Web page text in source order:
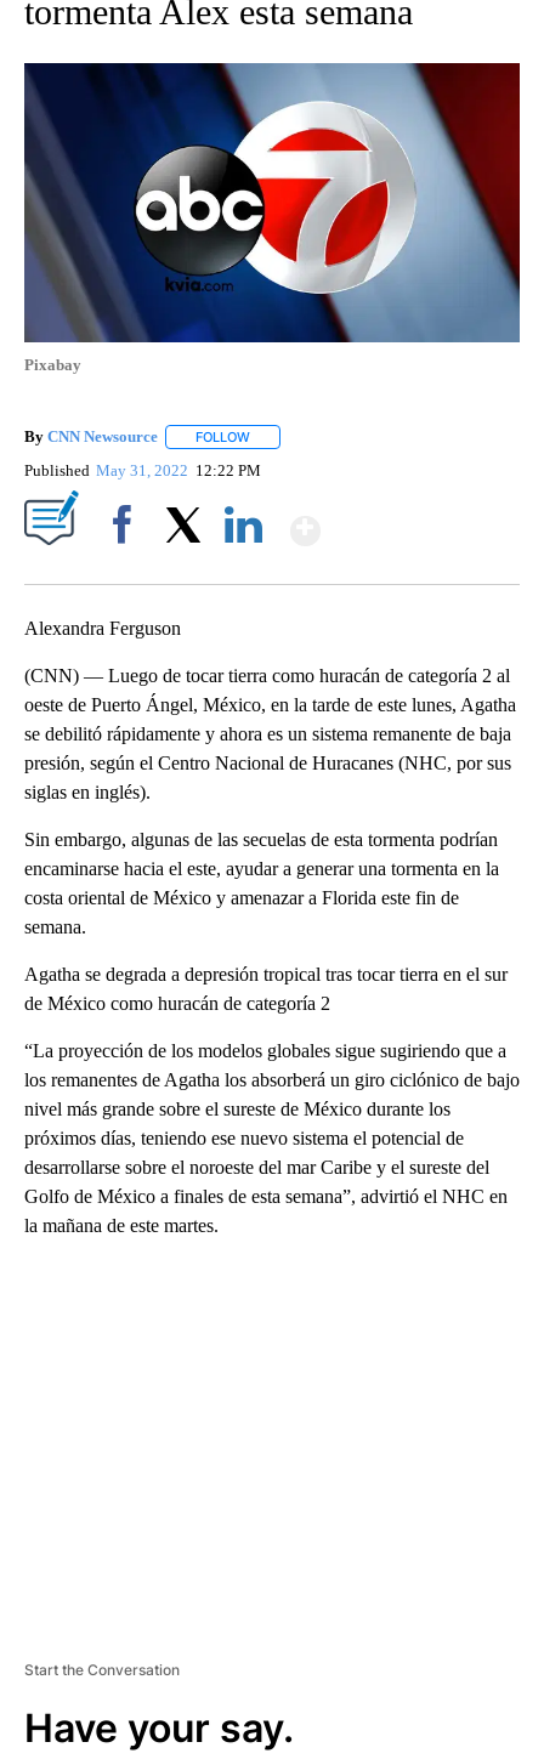
tormenta Alex esta semana
Pixabay
By CNN Newsource FOLLOW
Published May 31, 2022 12:22 PM
Alexandra Ferguson
(CNN) — Luego de tocar tierra como huracán de categoría 2 al
oeste de Puerto Ángel, México, en la tarde de este lunes, Agatha
se debilitó rápidamente y ahora es un sistema remanente de baja
presión, según el Centro Nacional de Huracanes (NHC, por sus
siglas en inglés).
Sin embargo, algunas de las secuelas de esta tormenta podrían
encaminarse hacia el este, ayudar a generar una tormenta en la
costa oriental de México y amenazar a Florida este fin de
semana.
Agatha se degrada a depresión tropical tras tocar tierra en el sur
de México como huracán de categoría 2
“La proyección de los modelos globales sigue sugiriendo que a
los remanentes de Agatha los absorberá un giro ciclónico de bajo
nivel más grande sobre el sureste de México durante los
próximos días, teniendo ese nuevo sistema el potencial de
desarrollarse sobre el noroeste del mar Caribe y el sureste del
Golfo de México a finales de esta semana”, advirtió el NHC en
la mañana de este martes.
Start the Conversation
Have your say.